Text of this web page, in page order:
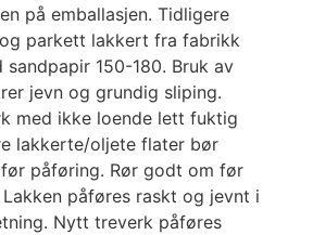
på emballasjen. Tidligere
parkett lakkert fra fabrikk
sandpapir 150-180. Bruk av
jevn og grundig sliping.
med ikke loende lett fuktig
lakkerte/oljete flater bør
påføring. Rør godt om før
påføres raskt og jevnt i
Nytt treverk påføres